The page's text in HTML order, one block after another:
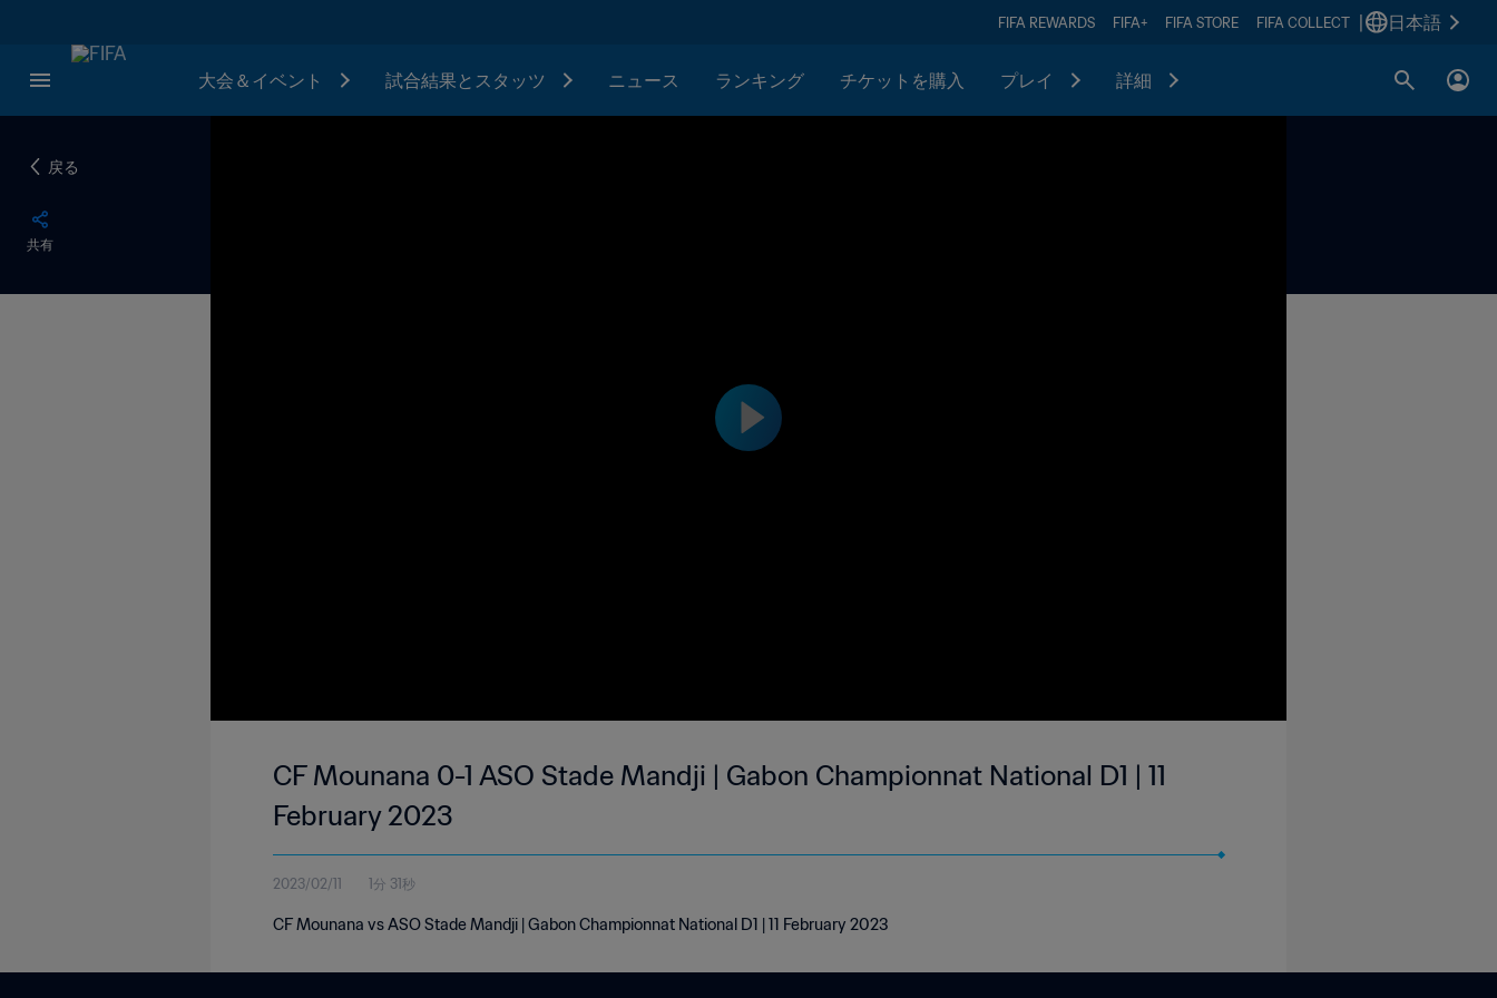
FIFA REWARDS FIFA+ FIFA STORE FIFA COLLECT 日本語
大会＆イベント 試合結果とスタッツ ニュース ランキング チケットを購入 プレイ 詳細
戻る
共有
CF Mounana 0-1 ASO Stade Mandji | Gabon Championnat National D1 | 11
February 2023
2023/02/11 1分 31秒
CF Mounana vs ASO Stade Mandji | Gabon Championnat National D1 | 11 February 2023